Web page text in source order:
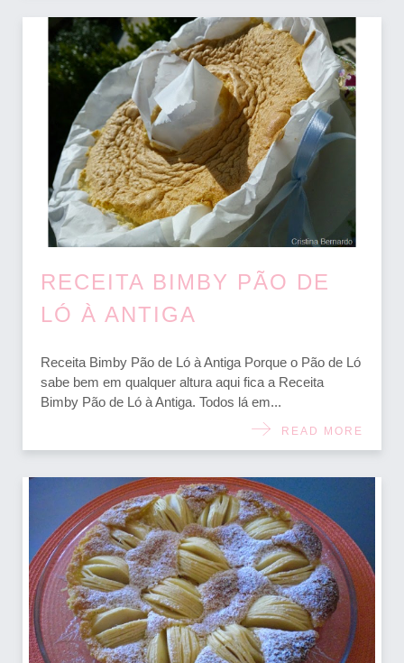
RECEITA BIMBY PÃO DE
LÓ À ANTIGA
Receita Bimby Pão de Ló à Antiga Porque o Pão de Ló
sabe bem em qualquer altura aqui fica a Receita
Bimby Pão de Ló à Antiga. Todos lá em...
READ MORE